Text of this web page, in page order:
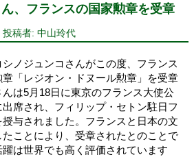
、フランスの国家勲章を受章
投稿者: 中山玲代
ノジュンコさんがこの度、フランス
「レジオン・ドヌール勲章」を受章
は5月18日に東京のフランス大使公
席され、フィリップ・セトン駐日フ
与されました。フランスと日本の文
ことにより、受章されたとのことで
は世界でも高く評価されています